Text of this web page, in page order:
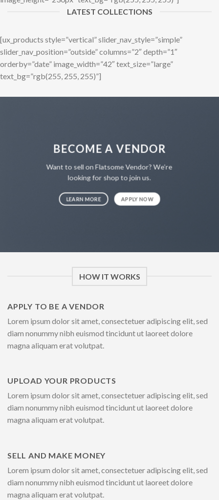
LATEST COLLECTIONS
[ux_products style=”vertical” slider_nav_style=”simple”
slider_nav_position=”outside” columns=”2″ depth=”1″
orderby=”date” image_width=”42″ text_size=”large”
text_bg=”rgb(255, 255, 255)”]
BECOME A VENDOR
Want to sell on Flatsome Vendor? We’re
looking for shop to join us.
LEARN MORE APPLY NOW
HOW IT WORKS
APPLY TO BE A VENDOR
Lorem ipsum dolor sit amet, consectetuer adipiscing elit, sed
diam nonummy nibh euismod tincidunt ut laoreet dolore
magna aliquam erat volutpat.
UPLOAD YOUR PRODUCTS
Lorem ipsum dolor sit amet, consectetuer adipiscing elit, sed
diam nonummy nibh euismod tincidunt ut laoreet dolore
magna aliquam erat volutpat.
SELL AND MAKE MONEY
Lorem ipsum dolor sit amet, consectetuer adipiscing elit, sed
diam nonummy nibh euismod tincidunt ut laoreet dolore
magna aliquam erat volutpat.